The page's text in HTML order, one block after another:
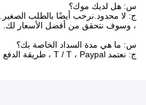
س: هل لديك موك؟
ج: لا محدود.نرحب أيضًا بالطلب
، وسوف نتحقق من أفضل الأسعار لك.
س: ما هي مدة السداد الخاصة بك؟
ج: نعتمد T / T ، Paypal ، طريقة الدفع علي بابا وهلم جرا.